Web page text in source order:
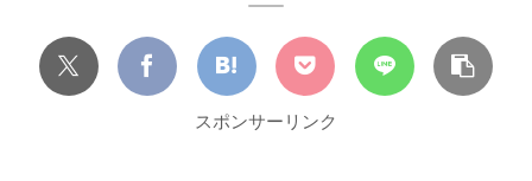
スポンサーリンク